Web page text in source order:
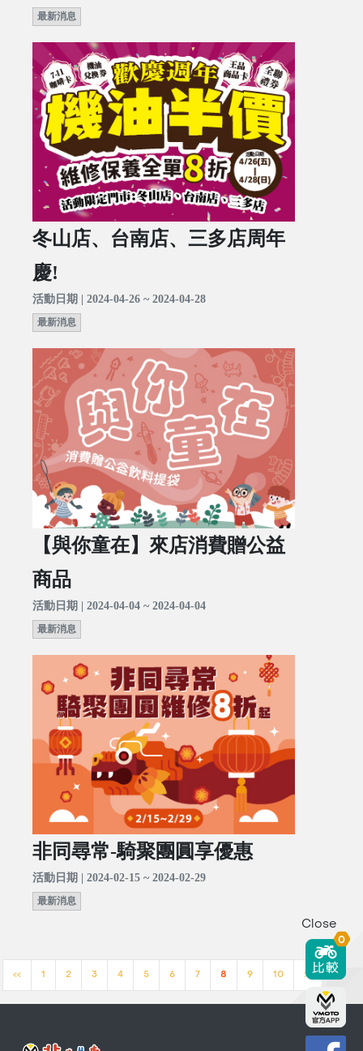
最新消息
冬山店、台南店、三多店周年
慶!
活動日期 | 2024-04-26 ~ 2024-04-28
最新消息
【與你童在】來店消費贈公益
商品
活動日期 | 2024-04-04 ~ 2024-04-04
最新消息
非同尋常-騎聚團圓享優惠
活動日期 | 2024-02-15 ~ 2024-02-29
最新消息
<< 1 2 3 4 5 6 7 8 9 10 >>
Close
0